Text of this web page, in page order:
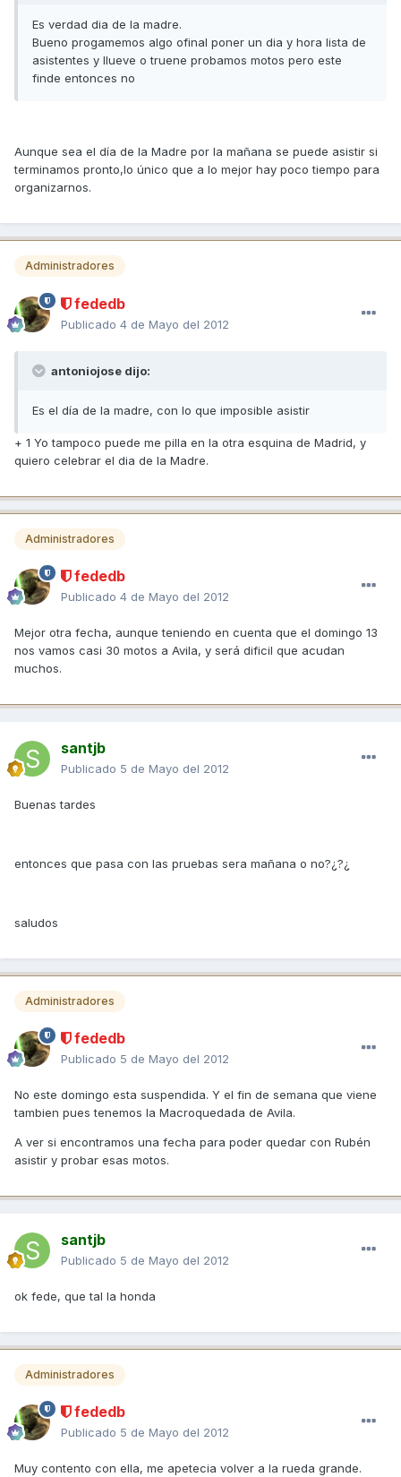
Es verdad dia de la madre.
Bueno progamemos algo ofinal poner un dia y hora lista de
asistentes y llueve o truene probamos motos pero este
finde entonces no
Aunque sea el día de la Madre por la mañana se puede asistir si
terminamos pronto,lo único que a lo mejor hay poco tiempo para
organizarnos.
Administradores
fededb
Publicado 4 de Mayo del 2012
antoniojose dijo:
Es el día de la madre, con lo que imposible asistir
+ 1 Yo tampoco puede me pilla en la otra esquina de Madrid, y
quiero celebrar el dia de la Madre.
Administradores
fededb
Publicado 4 de Mayo del 2012
Mejor otra fecha, aunque teniendo en cuenta que el domingo 13
nos vamos casi 30 motos a Avila, y será dificil que acudan
muchos.
santjb
Publicado 5 de Mayo del 2012
Buenas tardes
entonces que pasa con las pruebas sera mañana o no?¿?¿
saludos
Administradores
fededb
Publicado 5 de Mayo del 2012
No este domingo esta suspendida. Y el fin de semana que viene
tambien pues tenemos la Macroquedada de Avila.
A ver si encontramos una fecha para poder quedar con Rubén
asistir y probar esas motos.
santjb
Publicado 5 de Mayo del 2012
ok fede, que tal la honda
Administradores
fededb
Publicado 5 de Mayo del 2012
Muy contento con ella, me apetecia volver a la rueda grande.